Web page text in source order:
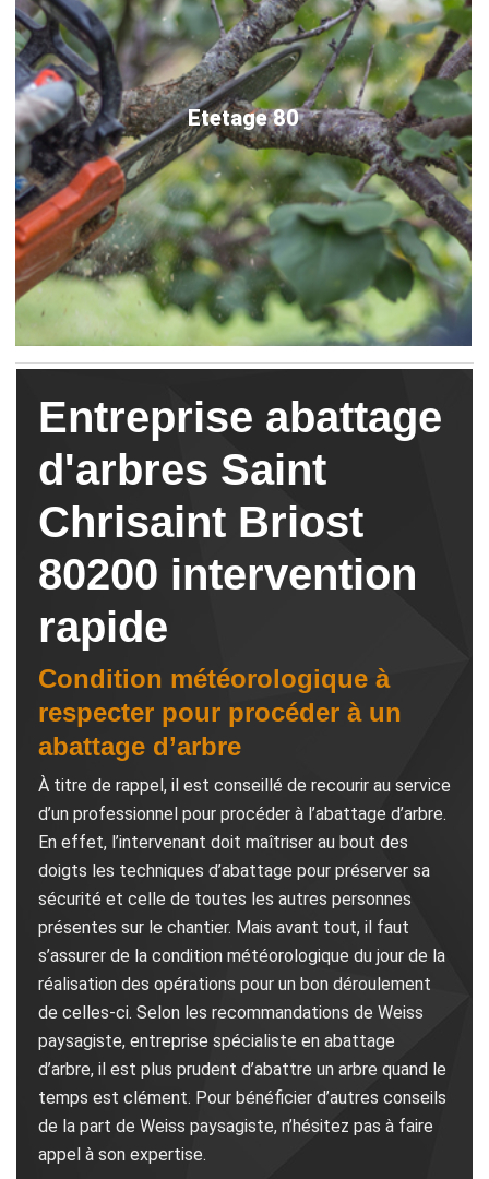
Etetage 80
Entreprise abattage
d'arbres Saint
Chrisaint Briost
80200 intervention
rapide
Condition météorologique à
respecter pour procéder à un
abattage d’arbre
À titre de rappel, il est conseillé de recourir au service
d’un professionnel pour procéder à l’abattage d’arbre.
En effet, l’intervenant doit maîtriser au bout des
doigts les techniques d’abattage pour préserver sa
sécurité et celle de toutes les autres personnes
présentes sur le chantier. Mais avant tout, il faut
s’assurer de la condition météorologique du jour de la
réalisation des opérations pour un bon déroulement
de celles-ci. Selon les recommandations de Weiss
paysagiste, entreprise spécialiste en abattage
d’arbre, il est plus prudent d’abattre un arbre quand le
temps est clément. Pour bénéficier d’autres conseils
de la part de Weiss paysagiste, n’hésitez pas à faire
appel à son expertise.